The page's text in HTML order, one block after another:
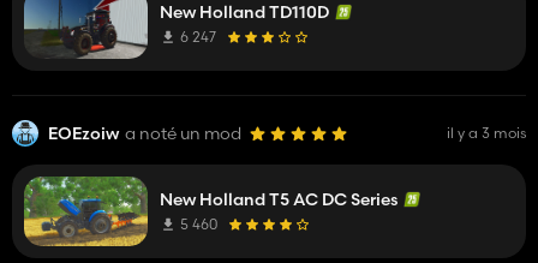
New Holland TD110D
6 247
EOEzoiw a noté un mod il y a 3 mois
New Holland T5 AC DC Series
5 460